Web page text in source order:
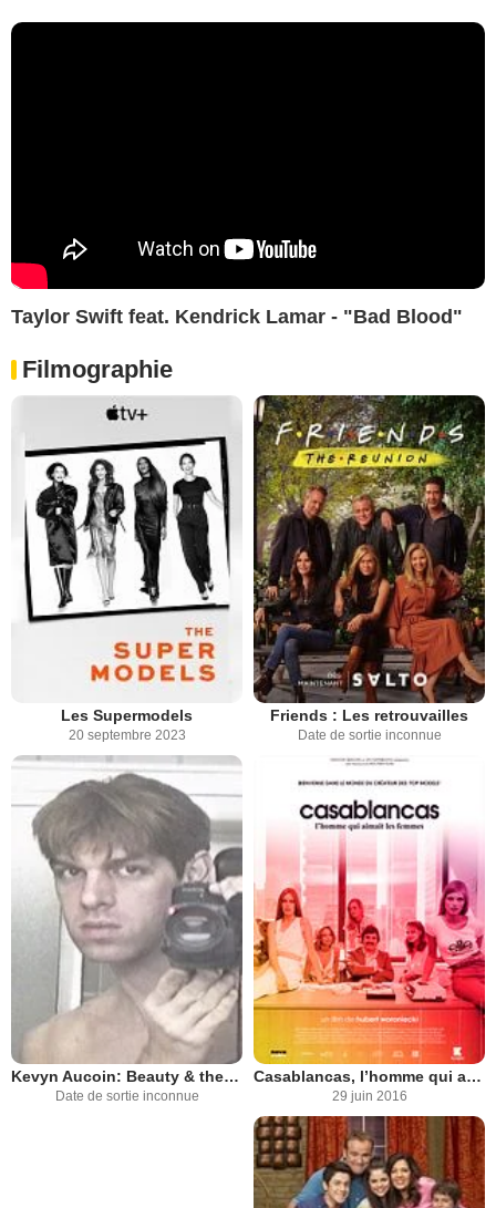
Taylor Swift feat. Kendrick Lamar - "Bad Blood"
Filmographie
Les Supermodels
20 septembre 2023
Friends : Les retrouvailles
Date de sortie inconnue
Kevyn Aucoin: Beauty & the Beast in Me
Date de sortie inconnue
Casablancas, l’homme qui aimait les femmes
29 juin 2016